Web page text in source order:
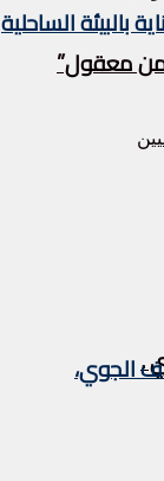
الساحلية
الجوي،